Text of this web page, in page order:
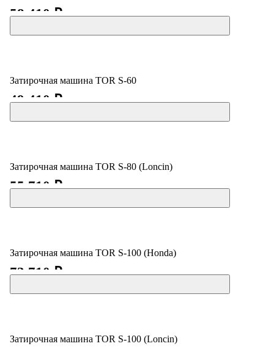
58 410 ₽
Затирочная машина TOR S-60
49 410 ₽
Затирочная машина TOR S-80 (Loncin)
55 710 ₽
Затирочная машина TOR S-100 (Honda)
73 710 ₽
Затирочная машина TOR S-100 (Loncin)